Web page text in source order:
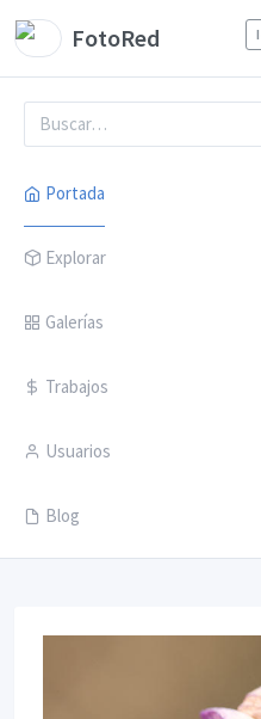
FotoRed
Portada
Explorar
Galerías
Trabajos
Usuarios
Blog